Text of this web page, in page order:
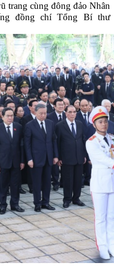
trang cùng đông đảo Nhân
đồng chí Tổng Bí thư